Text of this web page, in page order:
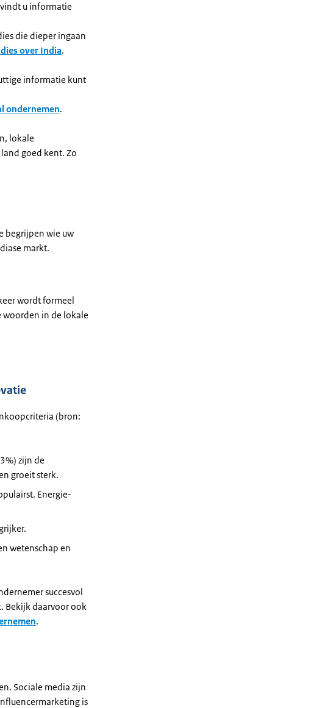
u informatie
die dieper ingaan
over India.
informatie kunt
ondernemen.
lokale
goed kent. Zo
begrijpen wie uw
markt.
wordt formeel
woorden in de lokale
(bron:
zijn de
groeit sterk.
Energie-
wetenschap en
succesvol
Bekijk daarvoor ook
.
Sociale media zijn
is